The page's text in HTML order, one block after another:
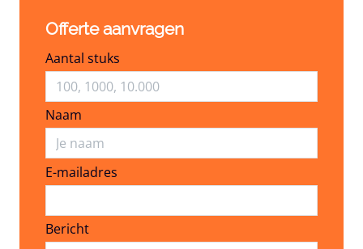
Offerte aanvragen
Aantal stuks
Naam
E-mailadres
E-mailadres
Bericht